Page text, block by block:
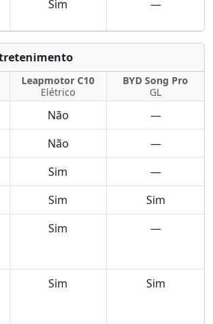
Sim —
Leapmotor C10
Elétrico
BYD Song Pro
GL
Não —
Não —
Sim —
Sim Sim
Sim —
Sim Sim